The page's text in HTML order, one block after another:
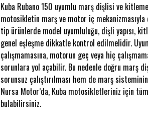
Kuba Rubano 150 uyumlu marş dişlisi ve
motosikletin marş ve motor iç
tip ürünlerde model uyumluluğu, dişli yapısı,
genel eşleşme dikkatle kontrol edilmelidir.
çalışmamasına, motorun geç veya hiç
sorunlara yol açabilir. Bu nedenle doğru marş
sorunsuz çalıştırılması hem de marş
Nursa Motor’da, Kuba motosikletleriniz için
bulabilirsiniz.